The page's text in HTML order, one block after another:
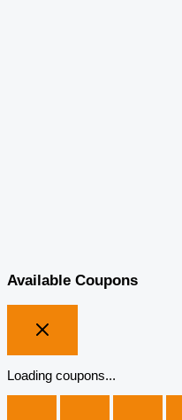
Available Coupons
Loading coupons...